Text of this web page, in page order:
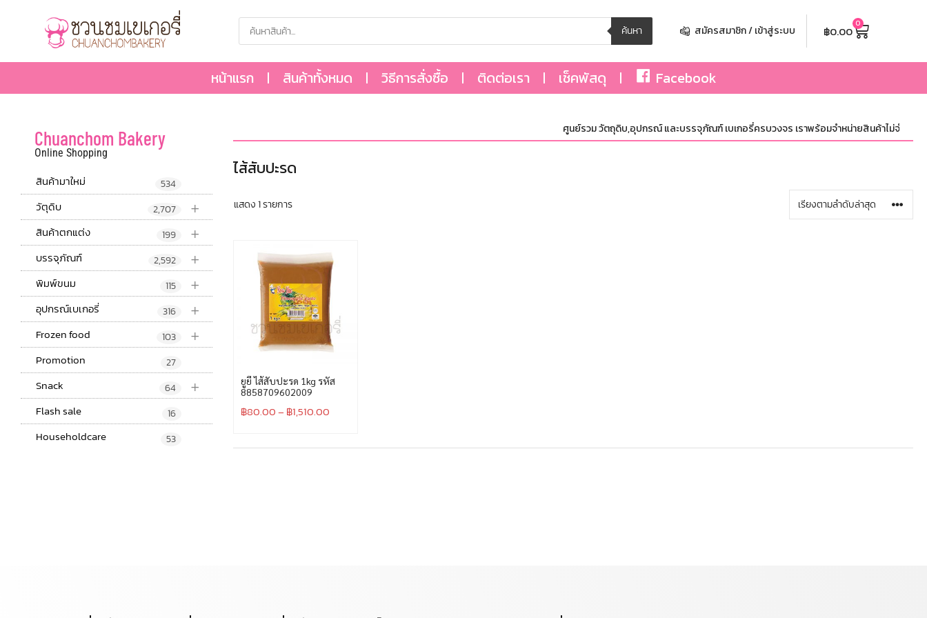
ค้นหา สมัครสมาชิก / เข้าสู่ระบบ ฿0.00 0
หน้าแรก สินค้าทั้งหมด วิธีการสั่งซื้อ ติดต่อเรา เช็คพัสดุ Facebook
Chuanchom Bakery
Online Shopping
สินค้ามาใหม่ 534
+
วัตุดิบ 2,707
+
สินค้าตกแต่ง 199
+
บรรจุภัณฑ์ 2,592
+
พิมพ์ขนม 115
+
อุปกรณ์เบเกอรี่ 316
+
Frozen food 103
Promotion 27
+
Snack 64
Flash sale 16
Householdcare 53
ศูนย์รวม วัตถุดิบ,อุปกรณ์ และบรรจุภัณฑ์ เบเกอรี่ครบวงจร เราพร้อมจำหน่ายสินค้าไม่จำกัดจ
ไส้สับปะรด
แสดง 1 รายการ
ยูยี ไส้สับปะรด 1kg รหัส
8858709602009
฿80.00– ฿1,510.00